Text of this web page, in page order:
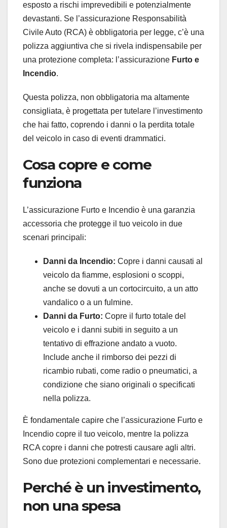
esposto a rischi imprevedibili e potenzialmente
devastanti. Se l’assicurazione Responsabilità
Civile Auto (RCA) è obbligatoria per legge, c’è una
polizza aggiuntiva che si rivela indispensabile per
una protezione completa: l’assicurazione Furto e
Incendio.
Questa polizza, non obbligatoria ma altamente
consigliata, è progettata per tutelare l’investimento
che hai fatto, coprendo i danni o la perdita totale
del veicolo in caso di eventi drammatici.
Cosa copre e come
funziona
L’assicurazione Furto e Incendio è una garanzia
accessoria che protegge il tuo veicolo in due
scenari principali:
Danni da Incendio: Copre i danni causati al
veicolo da fiamme, esplosioni o scoppi,
anche se dovuti a un cortocircuito, a un atto
vandalico o a un fulmine.
Danni da Furto: Copre il furto totale del
veicolo e i danni subiti in seguito a un
tentativo di effrazione andato a vuoto.
Include anche il rimborso dei pezzi di
ricambio rubati, come radio o pneumatici, a
condizione che siano originali o specificati
nella polizza.
È fondamentale capire che l’assicurazione Furto e
Incendio copre il tuo veicolo, mentre la polizza
RCA copre i danni che potresti causare agli altri.
Sono due protezioni complementari e necessarie.
Perché è un investimento,
non una spesa